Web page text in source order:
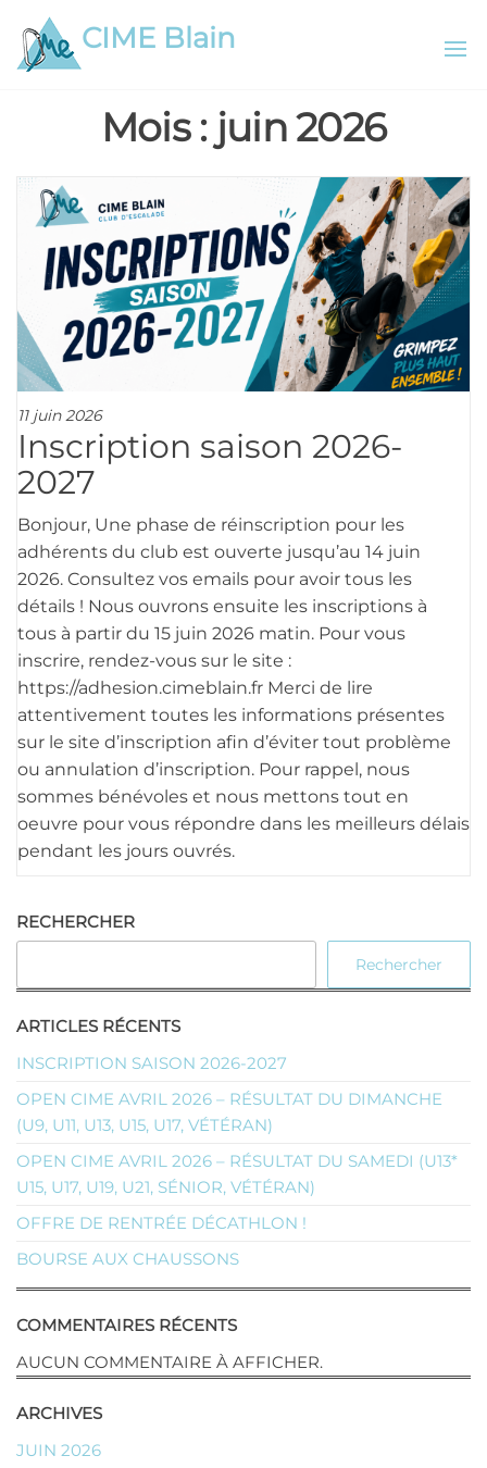
contenu
CIME Blain
Mois : juin 2026
11 juin 2026
Inscription saison 2026-
2027
Bonjour, Une phase de réinscription pour les
adhérents du club est ouverte jusqu’au 14 juin
2026. Consultez vos emails pour avoir tous les
détails ! Nous ouvrons ensuite les inscriptions à
tous à partir du 15 juin 2026 matin. Pour vous
inscrire, rendez-vous sur le site :
https://adhesion.cimeblain.fr Merci de lire
attentivement toutes les informations présentes
sur le site d’inscription afin d’éviter tout problème
ou annulation d’inscription. Pour rappel, nous
sommes bénévoles et nous mettons tout en
oeuvre pour vous répondre dans les meilleurs délais
pendant les jours ouvrés.
RECHERCHER
Rechercher
ARTICLES RÉCENTS
INSCRIPTION SAISON 2026-2027
OPEN CIME AVRIL 2026 – RÉSULTAT DU DIMANCHE
(U9, U11, U13, U15, U17, VÉTÉRAN)
OPEN CIME AVRIL 2026 – RÉSULTAT DU SAMEDI (U13*
U15, U17, U19, U21, SÉNIOR, VÉTÉRAN)
OFFRE DE RENTRÉE DÉCATHLON !
BOURSE AUX CHAUSSONS
COMMENTAIRES RÉCENTS
AUCUN COMMENTAIRE À AFFICHER.
ARCHIVES
JUIN 2026